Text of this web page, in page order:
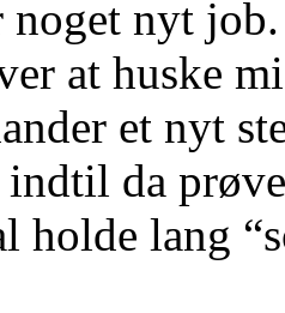
nyt
at huske
et nyt
indtil da
holde lang